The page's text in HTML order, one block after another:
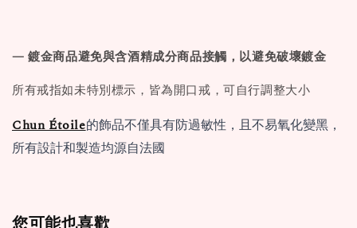
— 鍍金商品避免與含酒精成分商品接觸，以避免破壞鍍金
所有戒指如未特別標示，皆為開口戒，可自行調整大小
Chun Étoile的飾品不僅具有防過敏性，且不易氧化變黑，
所有設計和製造均源自法國